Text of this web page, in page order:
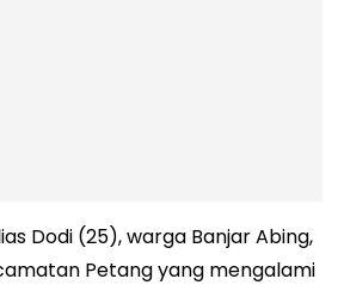
Dodi (25), warga Banjar Abing,
Petang yang mengalami